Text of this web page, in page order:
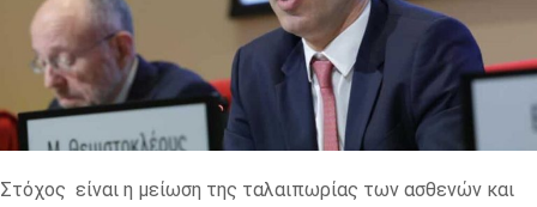
Στόχος είναι η μείωση της ταλαιπωρίας των ασθενών και